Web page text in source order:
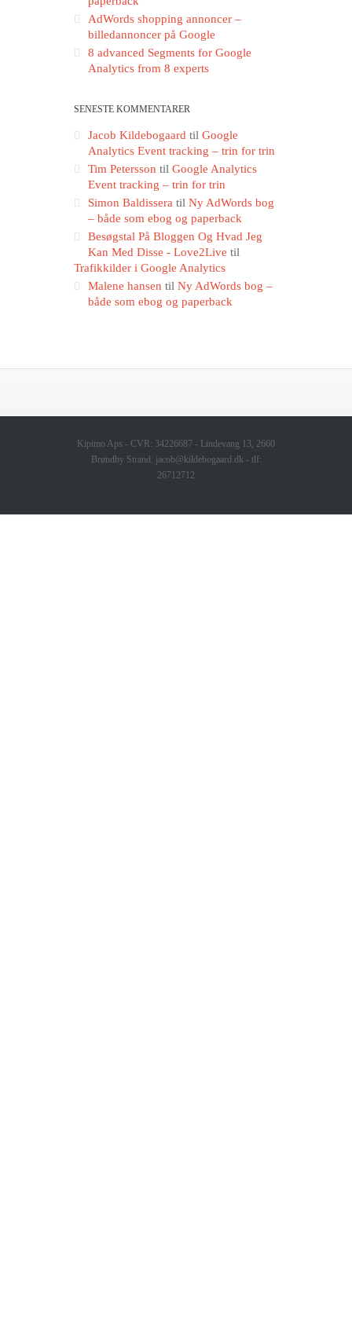
AdWords shopping annoncer –
billedannoncer på Google
8 advanced Segments for Google
Analytics from 8 experts
SENESTE KOMMENTARER
Jacob Kildebogaard til Google
Analytics Event tracking – trin for trin
Tim Petersson til Google Analytics
Event tracking – trin for trin
Simon Baldissera til Ny AdWords bog
– både som ebog og paperback
Besøgstal På Bloggen Og Hvad Jeg
Kan Med Disse - Love2Live til
Trafikkilder i Google Analytics
Malene hansen til Ny AdWords bog –
både som ebog og paperback
Kipimo Aps - CVR: 34226687 - Lindevang 13, 2660
Brøndby Strand. jacob@kildebogaard.dk - tlf:
26712712